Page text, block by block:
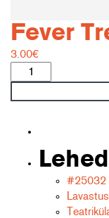
Fever
3.00€
Fever
Tree
toonik
Lehed
#25032